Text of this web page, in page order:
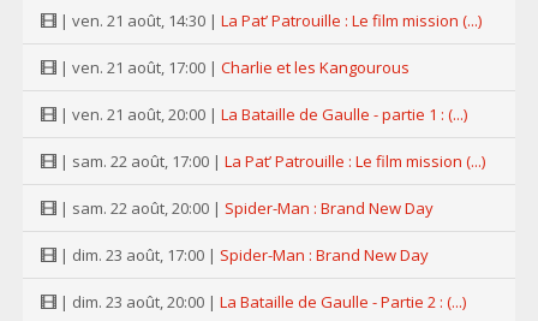
| ven. 21 août, 14:30 | La Pat’ Patrouille : Le film mission (...)
| ven. 21 août, 17:00 | Charlie et les Kangourous
| ven. 21 août, 20:00 | La Bataille de Gaulle - partie 1 : (...)
| sam. 22 août, 17:00 | La Pat’ Patrouille : Le film mission (...)
| sam. 22 août, 20:00 | Spider-Man : Brand New Day
| dim. 23 août, 17:00 | Spider-Man : Brand New Day
| dim. 23 août, 20:00 | La Bataille de Gaulle - Partie 2 : (...)